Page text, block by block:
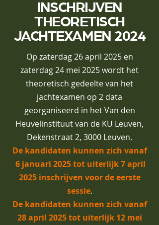
INSCHRIJVEN
THEORETISCH
JACHTEXAMEN 2024
Op zaterdag 26 april 2025 en
zaterdag 24 mei 2025 wordt het
theoretisch gedeelte van het
jachtexamen op 2 data
georganiseerd in het Van den
Heuvelinstituut van de KU Leuven,
Dekenstraat 2, 3000 Leuven.
De kandidaten kunnen zich vanaf
6 januari 2025 tot uiterlijk 7 april
2025 inschrijven voor de eerste
sessie.
De kandidaten kunnen zich vanaf
28 april 2025 tot uiterlijk 12 mei